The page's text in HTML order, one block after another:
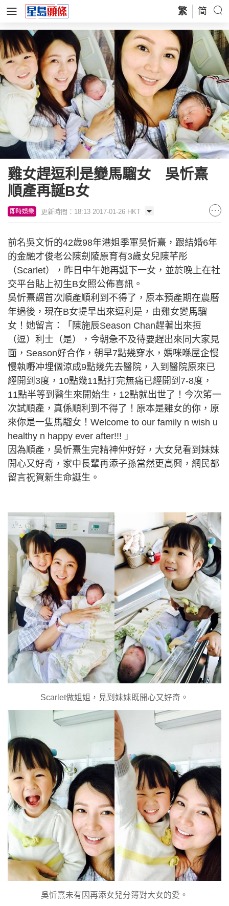
繁 简
雞女趕逗利是變馬騮女 吳忻熹
順產再誕B女
即時娛樂 更新時間：18:13 2017-01-26 HKT
前名吳文忻的42歲98年港姐季軍吳忻熹，跟結婚6年
的金融才俊老公陳劍陵原育有3歲女兒陳芊彤
（Scarlet），昨日中午她再誕下一女，並於晚上在社
交平台貼上初生B女照公佈喜訊。
吳忻熹謂首次順產順利到不得了，原本預產期在農曆
年過後，現在B女提早出來逗利是，由雞女變馬騮
女！她留言：「陳施辰Season Chan趕著出來𢭃
（逗）利士（是），今朝急不及待要趕出來同大家見
面，Season好合作，朝早7點幾穿水，媽咪喺屋企慢
慢執嘢冲埋個涼成9點幾先去醫院，入到醫院原來已
經開到3度，10點幾11點打完無痛已經開到7-8度，
11點半等到醫生來開始生，12點就出世了！今次笫一
次試順產，真係順利到不得了！原本是雞女的你，原
來你是一隻馬騮女！Welcome to our family n wish u
healthy n happy ever after!!! 」
因為順產，吳忻熹生完精神仲好好，大女兒看到妹妹
開心又好奇，家中長輩再添子孫當然更高興，網民都
留言祝賀新生命誕生。
Scarlet做姐姐，見到妹妹既開心又好奇。
吳忻熹未有因再添女兒分簿對大女的愛。